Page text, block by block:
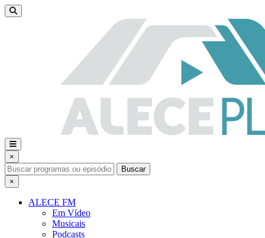
×
Buscar
×
ALECE FM
Em Vídeo
Musicais
Podcasts